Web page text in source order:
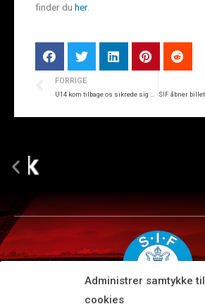
Administrer samtykke til
cookies
finder du her.
FORRIGE